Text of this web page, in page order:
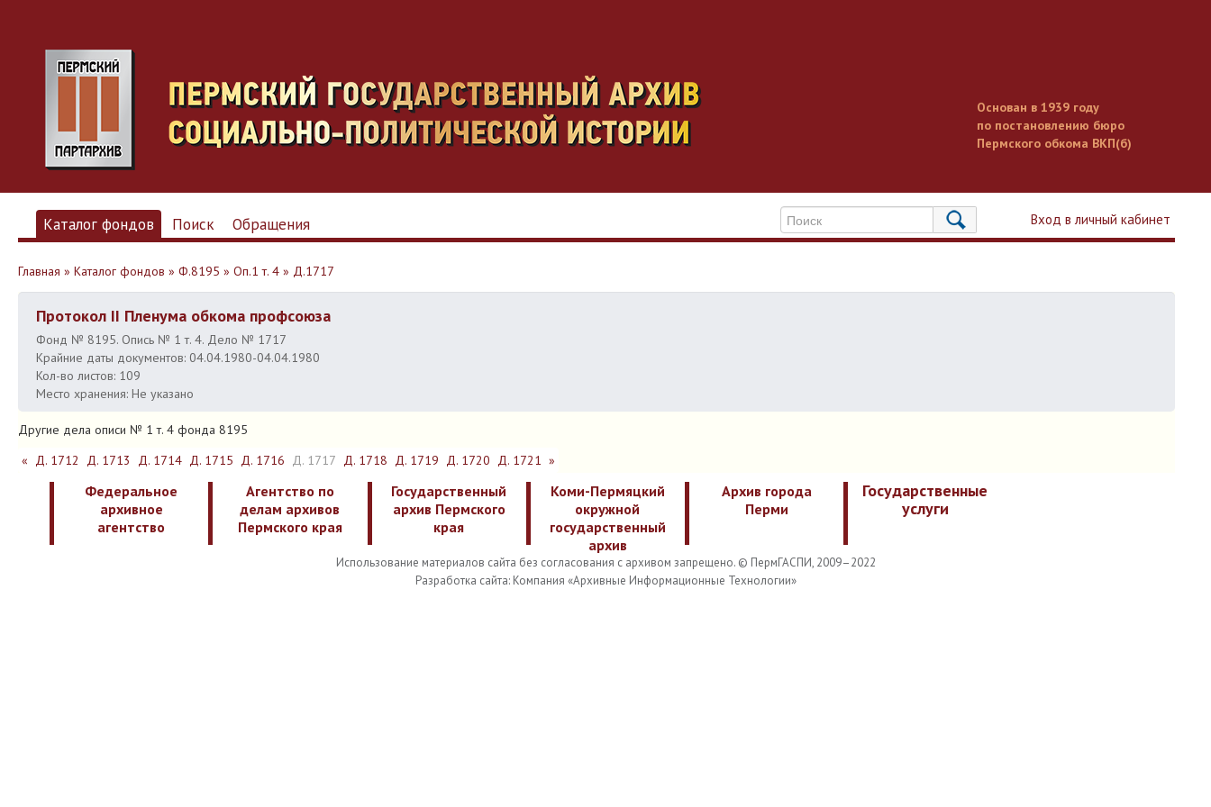
Основан в 1939 году
по постановлению бюро
Пермского обкома ВКП(б)
Вход в личный кабинет
Каталог фондов Поиск Обращения
Главная » Каталог фондов » Ф.8195 » Оп.1 т. 4 » Д.1717
Протокол II Пленума обкома профсоюза
Фонд № 8195. Опись № 1 т. 4. Дело № 1717
Крайние даты документов: 04.04.1980-04.04.1980
Кол-во листов: 109
Место хранения: Не указано
Другие дела описи № 1 т. 4 фонда 8195
« Д. 1712 Д. 1713 Д. 1714 Д. 1715 Д. 1716 Д. 1717 Д. 1718 Д. 1719 Д. 1720 Д. 1721 »
Федеральное
архивное
агентство
Агентство по
делам архивов
Пермского края
Государственный
архив Пермского
края
Коми-Пермяцкий
окружной
государственный
архив
Архив города
Перми
Государственные
услуги
Использование материалов сайта без согласования с архивом запрещено. © ПермГАСПИ, 2009–2022
Разработка сайта: Компания «Архивные Информационные Технологии»